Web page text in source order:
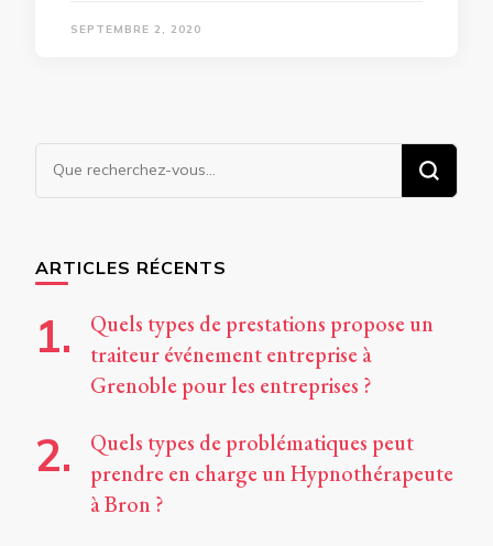
SEPTEMBRE 2, 2020
Vous
recherchiez
ARTICLES RÉCENTS
Quels types de prestations propose un
traiteur événement entreprise à
Grenoble pour les entreprises ?
Quels types de problématiques peut
prendre en charge un Hypnothérapeute
à Bron ?